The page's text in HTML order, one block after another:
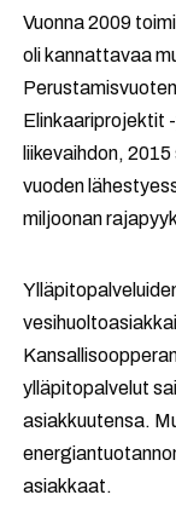
Vuonna 2009
oli kannattavaa
Elinkaariprojektit
liikevaihdon,
vuoden
miljoonan
ylläpitopalvelut
asiakkuutensa.
asiakkaat.